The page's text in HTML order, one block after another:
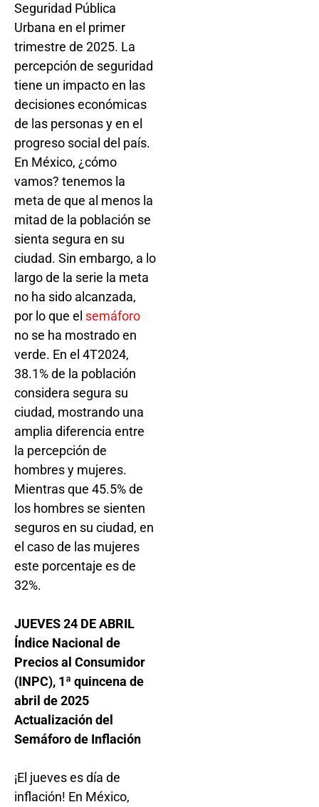
Seguridad Pública
Urbana en el primer
trimestre de 2025. La
percepción de seguridad
tiene un impacto en las
decisiones económicas
de las personas y en el
progreso social del país.
En México, ¿cómo
vamos? tenemos la
meta de que al menos la
mitad de la población se
sienta segura en su
ciudad. Sin embargo, a lo
largo de la serie la meta
no ha sido alcanzada,
por lo que el semáforo
no se ha mostrado en
verde. En el 4T2024,
38.1% de la población
considera segura su
ciudad, mostrando una
amplia diferencia entre
la percepción de
hombres y mujeres.
Mientras que 45.5% de
los hombres se sienten
seguros en su ciudad, en
el caso de las mujeres
este porcentaje es de
32%.
JUEVES 24 DE ABRIL
Índice Nacional de
Precios al Consumidor
(INPC), 1ª quincena de
abril de 2025
Actualización del
Semáforo de Inflación
¡El jueves es día de
inflación! En México,